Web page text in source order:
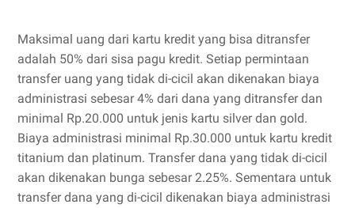
Maksimal uang dari kartu kredit yang bisa ditransfer
adalah 50% dari sisa pagu kredit. Setiap permintaan
transfer uang yang tidak di-cicil akan dikenakan biaya
administrasi sebesar 4% dari dana yang ditransfer dan
minimal Rp.20.000 untuk jenis kartu silver dan gold.
Biaya administrasi minimal Rp.30.000 untuk kartu kredit
titanium dan platinum. Transfer dana yang tidak di-cicil
akan dikenakan bunga sebesar 2.25%. Sementara untuk
transfer dana yang di-cicil dikenakan biaya administrasi